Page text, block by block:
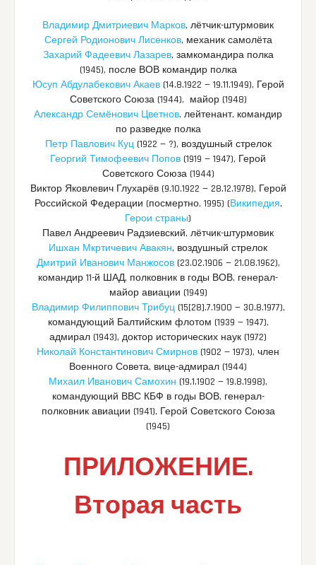
Владимир Дмитриевич Марков, лётчик-штурмовик
Сергей Родионович Лисенков, механик самолёта
Захарий Фадеевич Лазарев, замкомандира полка
(1945), после ВОВ командир полка
Юсуп Абдулабекович Акаев(14.8.1922 — 19.11.1949), Герой
Советского Союза (1944), майор (1948)
Александр Семёнович Цветнов, лейтенант, командир
по разведке полка
Петр Павлович Куц(1922 — ?), воздушный стрелок
Георгий Тимофеевич Попов (1919 — 1947), Герой
Советского Союза (1944)
Виктор Яковлевич Глухарёв (9.10.1922 — 28.12.1978), Герой
Российской Федерации (посмертно, 1995) (Википедия,
Герои страны)
Павел Андреевич Радзиевский, лётчик-штурмовик
Ишхан Мкртичевич Авакян, воздушный стрелок
Дмитрий Иванович Манжосов(23.02.1906 — 21.08.1962),
командир 11-й ШАД, полковник в годы ВОВ, генерал-
майор авиации (1949)
Владимир Филиппович Трибуц(15[28].7.1900 — 30.8.1977),
командующий Балтийским флотом (1939 — 1947),
адмирал (1943), доктор исторических наук (1972)
Николай Константинович Смирнов (1902 — 1973), член
Военного Совета, вице-адмирал (1944)
Михаил Иванович Самохин (19.1.1902 — 19.8.1998),
командующий ВВС КБФ в годы ВОВ, генерал-
полковник авиации (1941), Герой Советского Союза
(1945)
ПРИЛОЖЕНИЕ.
Вторая часть